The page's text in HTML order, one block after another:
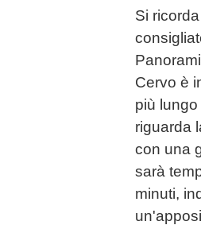
Si
Cervo è
più
riguarda
con una
sarà
minuti,